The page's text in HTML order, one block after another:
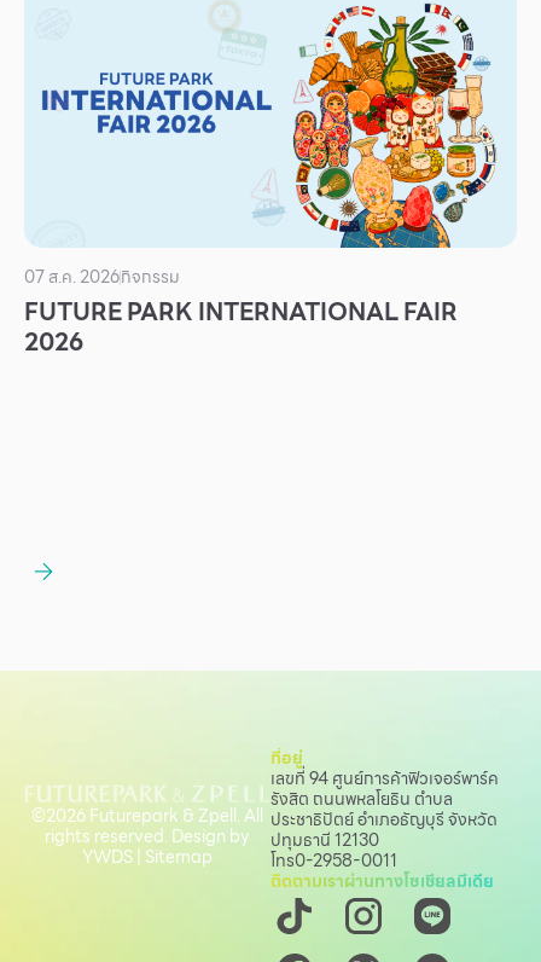
ผู้เช่าพื้นที่
สมัครงาน
สิทธิประโยชน์ที่ฟิวเจอร์พาร์ค
07 ส.ค. 2026กิจกรรม
FUTURE PARK INTERNATIONAL FAIR
2026
ที่อยู่
เลขที่ 94 ศูนย์การค้าฟิวเจอร์พาร์ค
รังสิต ถนนพหลโยธิน ตำบล
ประชาธิปัตย์ อำเภอธัญบุรี จังหวัด
ปทุมธานี 12130
โทร0-2958-0011
ติดตามเราผ่านทางโซเชียลมีเดีย
©2026 Futurepark & Zpell. All
rights reserved. Design by
YWDS| Sitemap